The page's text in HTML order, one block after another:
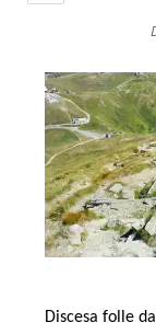
Discesa folle